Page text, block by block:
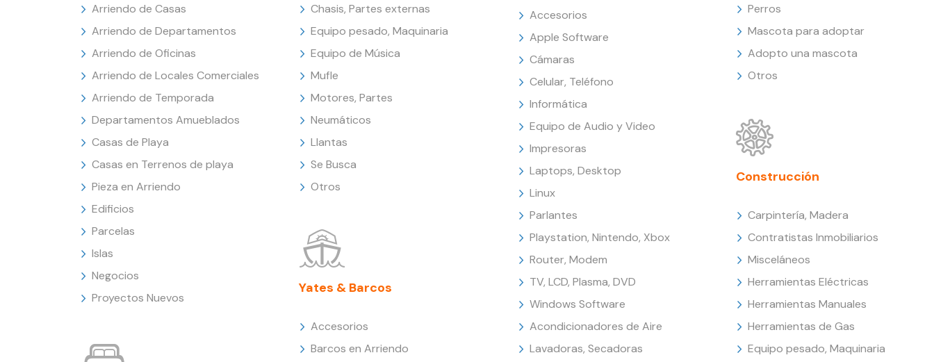
Arriendo de Casas
Arriendo de Departamentos
Arriendo de Oficinas
Arriendo de Locales Comerciales
Arriendo de Temporada
Departamentos Amueblados
Casas de Playa
Casas en Terrenos de playa
Pieza en Arriendo
Edificios
Parcelas
Islas
Negocios
Proyectos Nuevos
Chasis, Partes externas
Equipo pesado, Maquinaria
Equipo de Música
Mufle
Motores, Partes
Neumáticos
Llantas
Se Busca
Otros
Yates & Barcos
Accesorios
Barcos en Arriendo
Accesorios
Apple Software
Cámaras
Celular, Teléfono
Informática
Equipo de Audio y Video
Impresoras
Laptops, Desktop
Linux
Parlantes
Playstation, Nintendo, Xbox
Router, Modem
TV, LCD, Plasma, DVD
Windows Software
Acondicionadores de Aire
Lavadoras, Secadoras
Perros
Mascota para adoptar
Adopto una mascota
Otros
Construcción
Carpintería, Madera
Contratistas Inmobiliarios
Misceláneos
Herramientas Eléctricas
Herramientas Manuales
Herramientas de Gas
Equipo pesado, Maquinaria